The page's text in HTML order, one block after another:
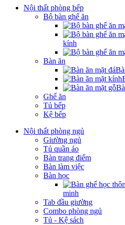
Nội thất phòng bếp
Bộ bàn ghế ăn
kính
Bàn ăn
Ghế ăn
Tủ bếp
Kệ bếp
Nội thất phòng ngủ
Giường ngủ
Tủ quần áo
Bàn trang điểm
Bàn làm việc
Bàn học
minh
Tab đầu giường
Combo phòng ngủ
Tủ - Kệ sách